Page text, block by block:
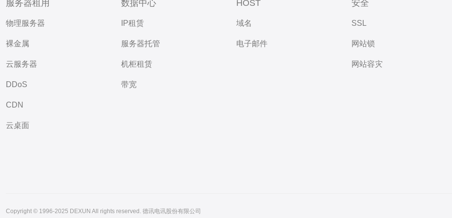
服务器租用
物理服务器
裸金属
云服务器
DDoS
CDN
云桌面
数据中心
IP租赁
服务器托管
机柜租赁
带宽
HOST
域名
电子邮件
安全
SSL
网站锁
网站容灾
Copyright © 1996-2025 DEXUN All rights reserved. 德讯电讯股份有限公司